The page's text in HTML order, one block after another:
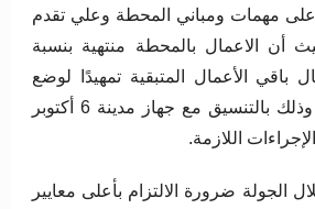
على مهمات ومباني المحطة وعلي تقدم
أن الاعمال بالمحطة منتهية بنسبة
باقي الأعمال المتبقية تمهيدًا لوضع
الجهد على المحطة، وذلك بالتنسيق مع جهاز مدينة 6 أكتوبر
اللازمة.
الجولة ضرورة الالتزام بأعلى معايير